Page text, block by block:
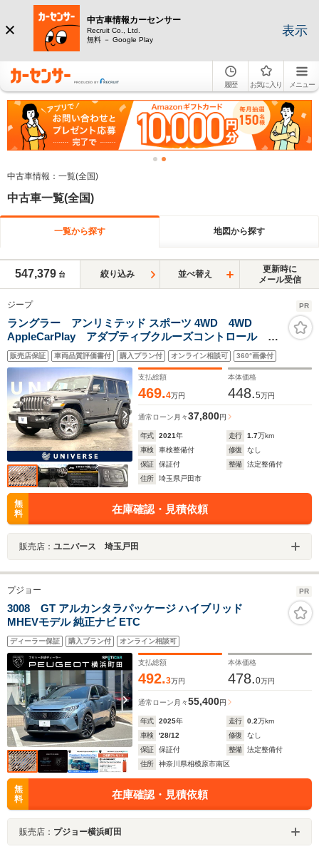
中古車情報カーセンサー
Recruit Co., Ltd.
無料 － Google Play
表示
履歴 お気に入り メニュー
中古車情報：一覧(全国)
中古車一覧(全国)
一覧から探す 地図から探す
547,379 台 絞り込み 並べ替え
更新時に
メール受信
ジープ PR
ラングラー アンリミテッド スポーツ 4WD 4WD
AppleCarPlay アダプティブクルーズコントロール バ
ックカメラ サイドカメラ LEDヘッドランプ 純正17
インチアルミホイール Bluetooth クリアランスソナ
ー ETC 禁煙車
販売店保証 車両品質評価書付 購入プラン付 オンライン相談可 360°画像付
支払総額
469.4万円
本体価格
448.5万円
通常ローン 月々37,800円
年式 2021年 走行 1.7万km
車検
車検整備付 修復
なし
保証
保証付 整備
法定整備付
住所
埼玉県戸田市
無
料
在庫確認・見積依頼
販売店： ユニバース 埼玉戸田
プジョー PR
3008 GT アルカンタラパッケージ ハイブリッド
MHEVモデル 純正ナビ ETC
ディーラー保証 購入プラン付 オンライン相談可
支払総額
492.3万円
本体価格
478.0万円
通常ローン 月々55,400円
年式 2025年 走行 0.2万km
車検
'28/12 修復
なし
保証
保証付 整備
法定整備付
住所
神奈川県相模原市南区
無
料
在庫確認・見積依頼
販売店： プジョー横浜町田